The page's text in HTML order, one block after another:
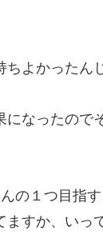
ちよかったん
になったの
の１つ目指
ますか、いっ